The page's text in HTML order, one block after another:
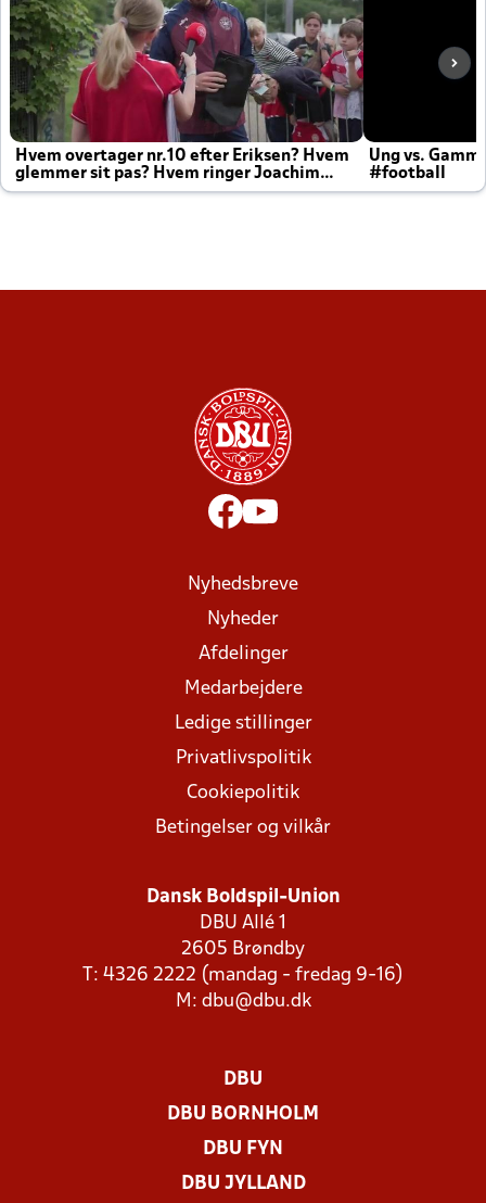
Hvem overtager nr.10 efter Eriksen? Hvem
glemmer sit pas? Hvem ringer Joachim
altid til efter kampe?
Ung vs.
#football
Nyhedsbreve
Nyheder
Afdelinger
Medarbejdere
Ledige stillinger
Privatlivspolitik
Cookiepolitik
Betingelser og vilkår
Dansk Boldspil-Union
DBU Allé 1
2605 Brøndby
T: 4326 2222 (mandag - fredag 9-16)
M: dbu@dbu.dk
DBU
DBU BORNHOLM
DBU FYN
DBU JYLLAND